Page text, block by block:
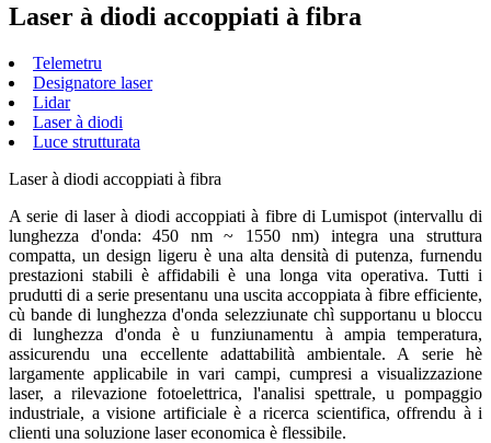
Laser à diodi accoppiati à fibra
Telemetru
Designatore laser
Lidar
Laser à diodi
Luce strutturata
Laser à diodi accoppiati à fibra
A serie di laser à diodi accoppiati à fibre di Lumispot (intervallu di
lunghezza d'onda: 450 nm ~ 1550 nm) integra una struttura
compatta, un design ligeru è una alta densità di putenza, furnendu
prestazioni stabili è affidabili è una longa vita operativa. Tutti i
prudutti di a serie presentanu una uscita accoppiata à fibre efficiente,
cù bande di lunghezza d'onda selezziunate chì supportanu u bloccu
di lunghezza d'onda è u funziunamentu à ampia temperatura,
assicurendu una eccellente adattabilità ambientale. A serie hè
largamente applicabile in vari campi, cumpresi a visualizzazione
laser, a rilevazione fotoelettrica, l'analisi spettrale, u pompaggio
industriale, a visione artificiale è a ricerca scientifica, offrendu à i
clienti una soluzione laser economica è flessibile.